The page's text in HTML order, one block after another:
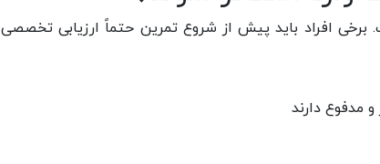
برخی افراد باید پیش از شروع تمرین حتماً ارزیابی تخصصی
مدفوع دارند